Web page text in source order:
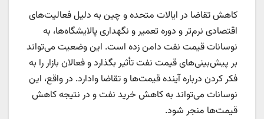
کاهش تقاضا در ایالات متحده و چین به دلیل فعالیت‌های
اقتصادی نرم‌تر و دوره تعمیر و نگهداری پالایشگاه‌ها، به
نوسانات قیمت نفت دامن زده است. این وضعیت می‌تواند
بر پیش‌بینی‌های قیمت نفت تأثیر بگذارد و فعالان بازار را به
فکر کردن درباره آینده قیمت‌ها و تقاضا وادارد. در واقع، این
نوسانات می‌تواند به کاهش خرید نفت و در نتیجه کاهش
قیمت‌ها منجر شود.